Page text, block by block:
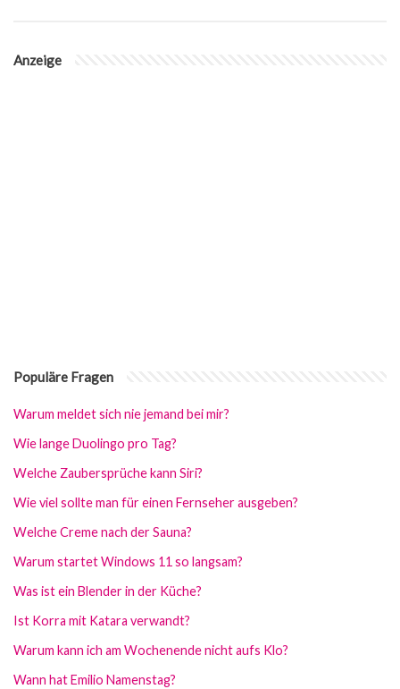
Anzeige
Populäre Fragen
Warum meldet sich nie jemand bei mir?
Wie lange Duolingo pro Tag?
Welche Zaubersprüche kann Siri?
Wie viel sollte man für einen Fernseher ausgeben?
Welche Creme nach der Sauna?
Warum startet Windows 11 so langsam?
Was ist ein Blender in der Küche?
Ist Korra mit Katara verwandt?
Warum kann ich am Wochenende nicht aufs Klo?
Wann hat Emilio Namenstag?